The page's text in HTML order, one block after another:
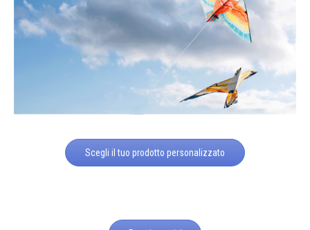
Scegli il tuo prodotto personalizzato